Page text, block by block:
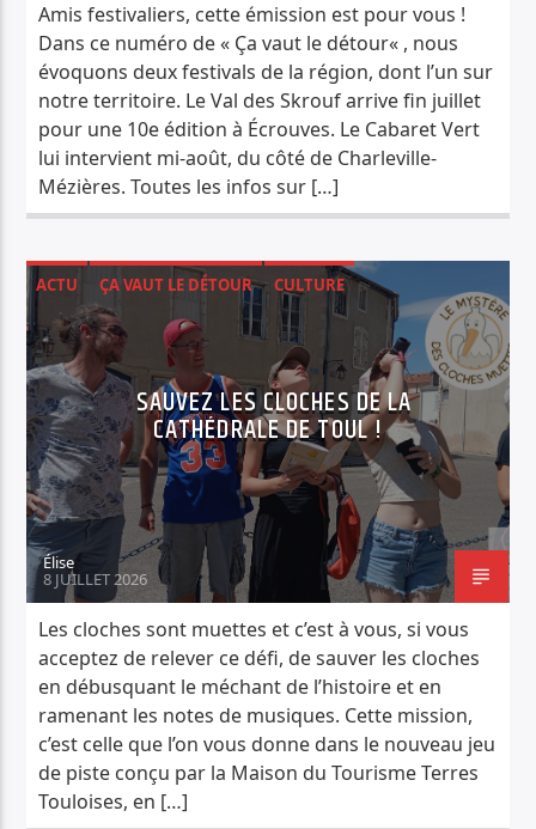
Amis festivaliers, cette émission est pour vous !
Dans ce numéro de « Ça vaut le détour« , nous
évoquons deux festivals de la région, dont l’un sur
notre territoire. Le Val des Skrouf arrive fin juillet
pour une 10e édition à Écrouves. Le Cabaret Vert
lui intervient mi-août, du côté de Charleville-
Mézières. Toutes les infos sur […]
ACTU ÇA VAUT LE DÉTOUR CULTURE
SAUVEZ LES CLOCHES DE LA
CATHÉDRALE DE TOUL !
Élise
8 JUILLET 2026
Les cloches sont muettes et c’est à vous, si vous
acceptez de relever ce défi, de sauver les cloches
en débusquant le méchant de l’histoire et en
ramenant les notes de musiques. Cette mission,
c’est celle que l’on vous donne dans le nouveau jeu
de piste conçu par la Maison du Tourisme Terres
Touloises, en […]